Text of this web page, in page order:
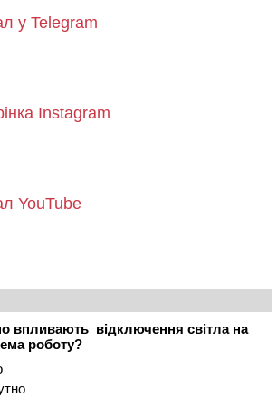
у Telegram
Instagram
YouTube
впливають відключення світла на
роботу?